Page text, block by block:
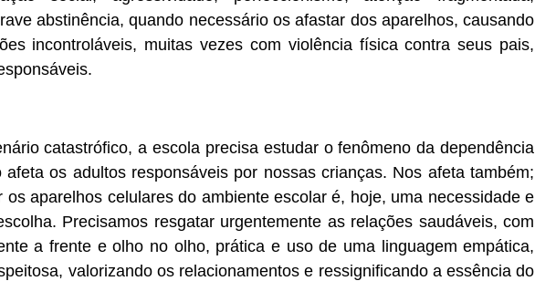
abstinência, quando necessário os afastar dos aparelhos, causando
incontroláveis, muitas vezes com violência física contra seus pais,
catastrófico, a escola precisa estudar o fenômeno da dependência
afeta os adultos responsáveis por nossas crianças. Nos afeta também;
os aparelhos celulares do ambiente escolar é, hoje, uma necessidade e
Precisamos resgatar urgentemente as relações saudáveis, com
a frente e olho no olho, prática e uso de uma linguagem empática,
valorizando os relacionamentos e ressignificando a essência do